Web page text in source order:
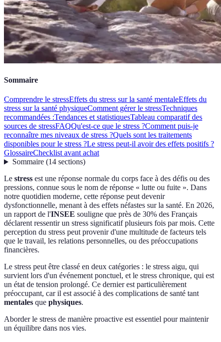
Sommaire
Comprendre le stressEffets du stress sur la santé mentaleEffets du
stress sur la santé physiqueComment gérer le stressTechniques
recommandées :Tendances et statistiquesTableau comparatif des
sources de stressFAQQu'est-ce que le stress ?Comment puis-je
reconnaître mes niveaux de stress ?Quels sont les traitements
disponibles pour le stress ?Le stress peut-il avoir des effets positifs ?
GlossaireChecklist avant achat
Sommaire(14 sections)
Le stress est une réponse normale du corps face à des défis ou des
pressions, connue sous le nom de réponse « lutte ou fuite ». Dans
notre quotidien moderne, cette réponse peut devenir
dysfonctionnelle, menant à des effets néfastes sur la santé. En 2026,
un rapport de l'INSEE souligne que près de 30% des Français
déclarent ressentir un stress significatif plusieurs fois par mois. Cette
perception du stress peut provenir d'une multitude de facteurs tels
que le travail, les relations personnelles, ou des préoccupations
financières.
Le stress peut être classé en deux catégories : le stress aigu, qui
survient lors d'un événement ponctuel, et le stress chronique, qui est
un état de tension prolongé. Ce dernier est particulièrement
préoccupant, car il est associé à des complications de santé tant
mentales que physiques.
Aborder le stress de manière proactive est essentiel pour maintenir
un équilibre dans nos vies.